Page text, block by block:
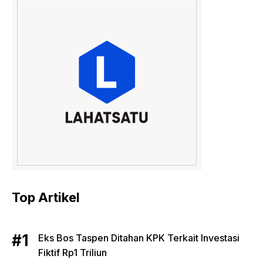
Top Artikel
Eks Bos Taspen Ditahan KPK Terkait Investasi
Fiktif Rp1 Triliun